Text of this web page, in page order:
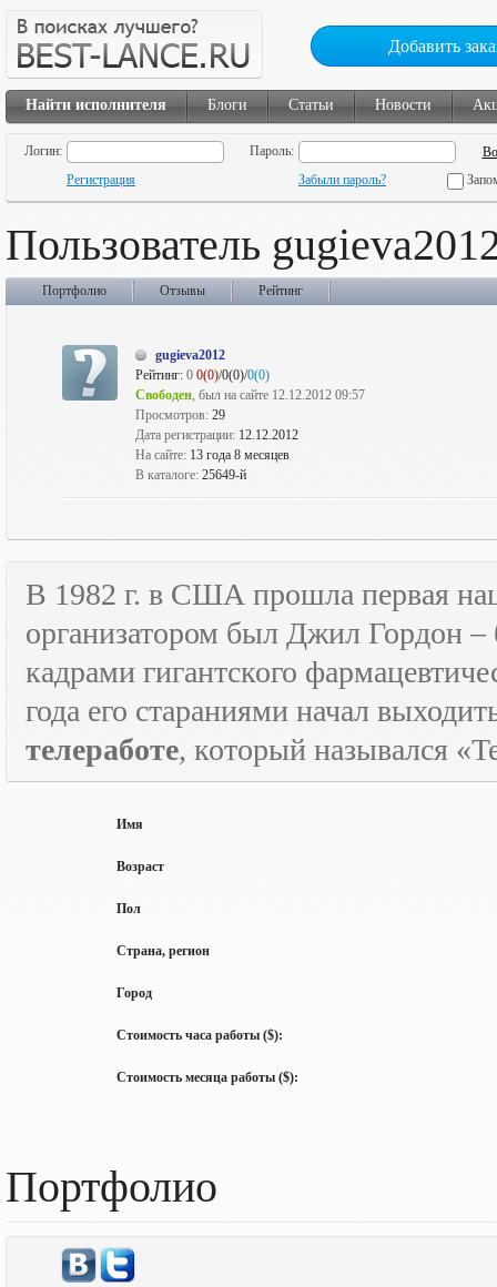
Добавить
Найти исполнителя Блоги Статьи Новости
Логин:
Пароль:
Регистрация
Забыли пароль?
Пользователь
Портфолио Отзывы Рейтинг
gugieva2012
Рейтинг: 0 0(0)/0(0)/0(0)
Свободен, был на сайте 12.12.2012 09:57
Просмотров: 29
Дата регистрации: 12.12.2012
На сайте: 13 года 8 месяцев
В каталоге: 25649-й
В 1982 г. в США прошла первая
организатором был Джил Гордон –
кадрами гигантского
года его стараниями начал
телеработе, который назывался «
Имя
Возраст
Пол
Страна, регион
Город
Стоимость часа работы ($):
Стоимость месяца работы ($):
Портфолио